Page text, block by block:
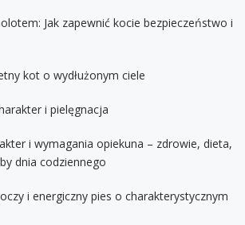
Jak zapewnić kocie bezpieczeństwo i
kot o wydłużonym ciele
i pielęgnacja
i wymagania opiekuna – zdrowie, dieta,
dnia codziennego
i energiczny pies o charakterystycznym